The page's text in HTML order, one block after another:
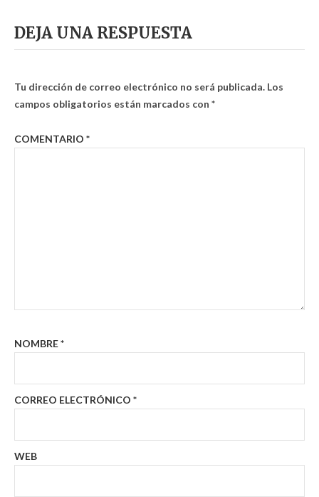
DEJA UNA RESPUESTA
Tu dirección de correo electrónico no será publicada. Los
campos obligatorios están marcados con *
COMENTARIO *
NOMBRE*
CORREO ELECTRÓNICO *
WEB